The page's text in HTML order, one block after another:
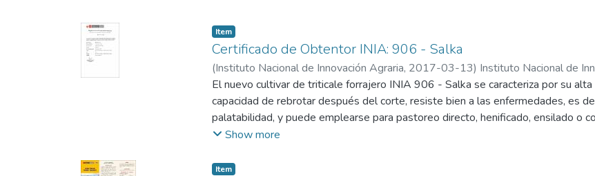
Item
Certificado de Obtentor INIA: 906 - Salka
(Instituto Nacional de Innovación Agraria, 2017-03-13) Instituto Nacional de
Nacional de Innovación Agraria;Instituto Nacional de Innovación Agraria, INIA
El nuevo cultivar de triticale forrajero INIA 906 - Salka se caracteriza por su
capacidad de rebrotar después del corte, resiste bien a las enfermedades, es
palatabilidad, y puede emplearse para pastoreo directo, henificado, ensilado o
alternativa para la época crítica del año en que se produce un déficit forrajero, y
Show more
Item